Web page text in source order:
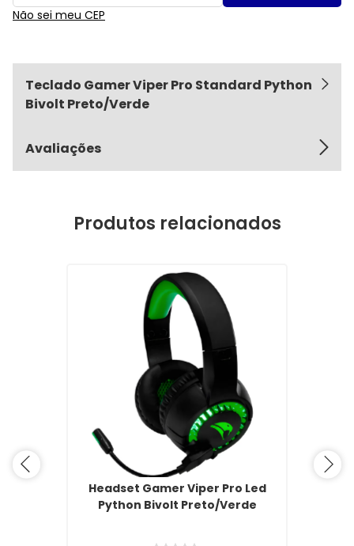
Não sei meu CEP
Teclado Gamer Viper Pro Standard Python
Bivolt Preto/Verde
Avaliações
Produtos relacionados
Headset Gamer Viper Pro Led
Python Bivolt Preto/Verde